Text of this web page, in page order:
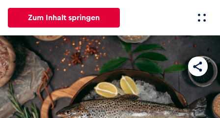
Zum Inhalt springen
Alle News Events Erlebnisse Seiten
News
Alle anzeigen